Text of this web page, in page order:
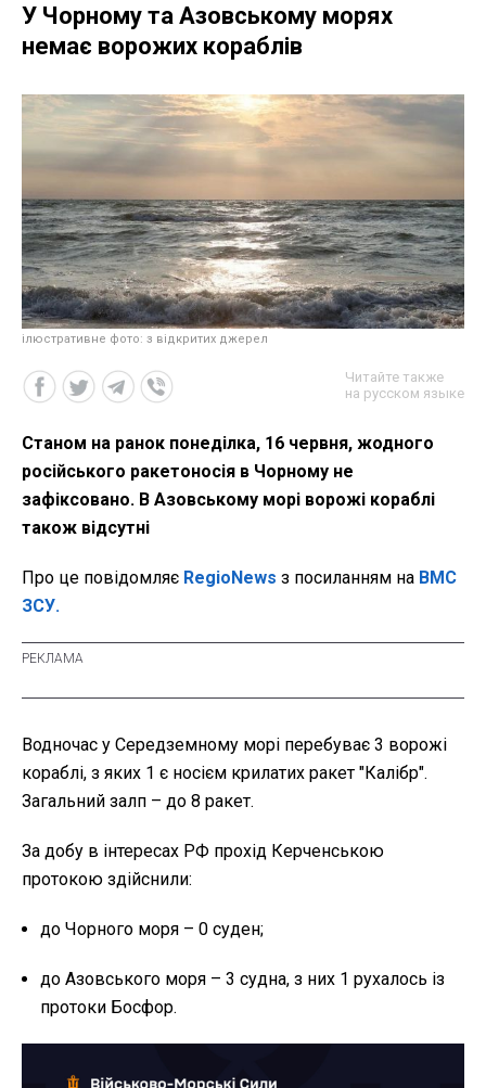
У Чорному та Азовському морях
немає ворожих кораблів
ілюстративне фото: з відкритих джерел
Читайте также
на русском языке
Станом на ранок понеділка, 16 червня, жодного
російського ракетоносія в Чорному не
зафіксовано. В Азовському морі ворожі кораблі
також відсутні
Про це повідомляє RegioNews з посиланням на ВМС
ЗСУ.
Водночас у Середземному морі перебуває 3 ворожі
кораблі, з яких 1 є носієм крилатих ракет "Калібр".
Загальний залп – до 8 ракет.
За добу в інтересах РФ прохід Керченською
протокою здійснили:
до Чорного моря – 0 суден;
до Азовського моря – 3 судна, з них 1 рухалось із
протоки Босфор.